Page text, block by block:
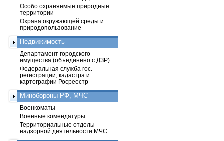
Особо охраняемые природные
территории
Охрана окружающей среды и
природопользование
Недвижимость
Департамент городского
имущества (объединено с ДЗР)
Федеральная служба гос.
регистрации, кадастра и
картографии Росреестр
Минобороны РФ, МЧС
Военкоматы
Военные комендатуры
Территориальные отделы
надзорной деятельности МЧС